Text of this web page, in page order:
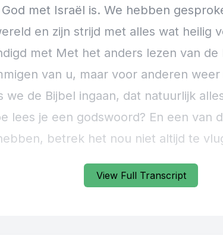
View Full Transcript